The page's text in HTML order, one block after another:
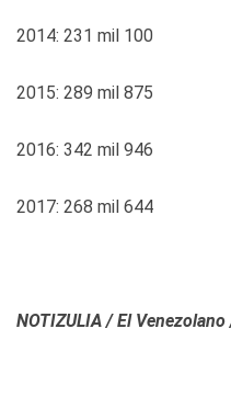
2014: 231 mil 100
2015: 289 mil 875
2016: 342 mil 946
2017: 268 mil 644
NOTIZULIA / El